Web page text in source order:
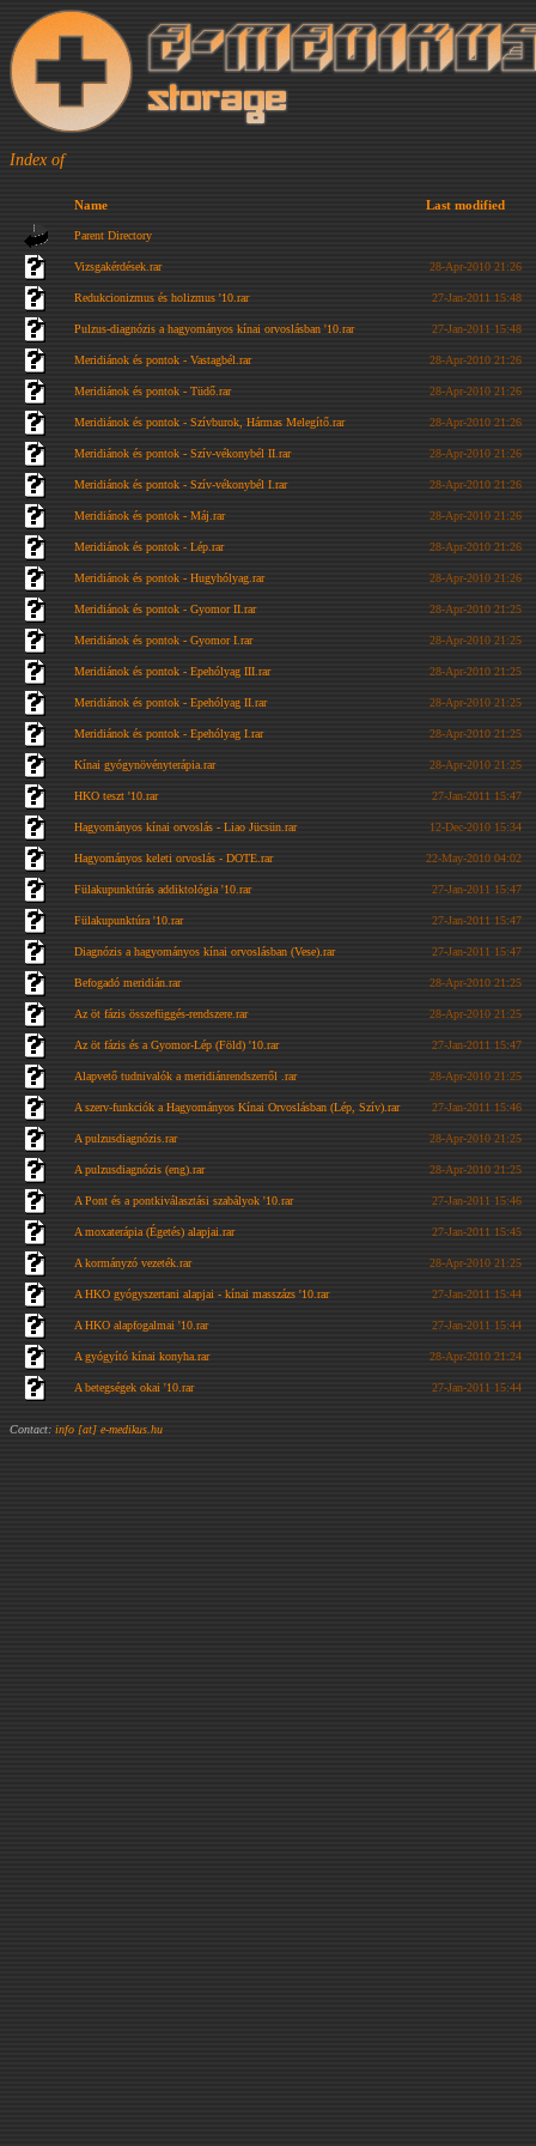
Index of
Name Last modified
Parent Directory
Vizsgakérdések.rar 28-Apr-2010 21:26
Redukcionizmus és holizmus '10.rar 27-Jan-2011 15:48
Pulzus-diagnózis a hagyományos kínai orvoslásban '10.rar 27-Jan-2011 15:48
Meridiánok és pontok - Vastagbél.rar 28-Apr-2010 21:26
Meridiánok és pontok - Tüdő.rar 28-Apr-2010 21:26
Meridiánok és pontok - Szívburok, Hármas Melegítő.rar 28-Apr-2010 21:26
Meridiánok és pontok - Szív-vékonybél II.rar 28-Apr-2010 21:26
Meridiánok és pontok - Szív-vékonybél I.rar 28-Apr-2010 21:26
Meridiánok és pontok - Máj.rar 28-Apr-2010 21:26
Meridiánok és pontok - Lép.rar 28-Apr-2010 21:26
Meridiánok és pontok - Hugyhólyag.rar 28-Apr-2010 21:26
Meridiánok és pontok - Gyomor II.rar 28-Apr-2010 21:25
Meridiánok és pontok - Gyomor I.rar 28-Apr-2010 21:25
Meridiánok és pontok - Epehólyag III.rar 28-Apr-2010 21:25
Meridiánok és pontok - Epehólyag II.rar 28-Apr-2010 21:25
Meridiánok és pontok - Epehólyag I.rar 28-Apr-2010 21:25
Kínai gyógynövényterápia.rar 28-Apr-2010 21:25
HKO teszt '10.rar 27-Jan-2011 15:47
Hagyományos kínai orvoslás - Liao Jücsün.rar 12-Dec-2010 15:34
Hagyományos keleti orvoslás - DOTE.rar 22-May-2010 04:02
Fülakupunktúrás addiktológia '10.rar 27-Jan-2011 15:47
Fülakupunktúra '10.rar 27-Jan-2011 15:47
Diagnózis a hagyományos kínai orvoslásban (Vese).rar 27-Jan-2011 15:47
Befogadó meridián.rar 28-Apr-2010 21:25
Az öt fázis összefüggés-rendszere.rar 28-Apr-2010 21:25
Az öt fázis és a Gyomor-Lép (Föld) '10.rar 27-Jan-2011 15:47
Alapvető tudnivalók a meridiánrendszerről .rar 28-Apr-2010 21:25
A szerv-funkciók a Hagyományos Kínai Orvoslásban (Lép, Szív).rar 27-Jan-2011 15:46
A pulzusdiagnózis.rar 28-Apr-2010 21:25
A pulzusdiagnózis (eng).rar 28-Apr-2010 21:25
A Pont és a pontkiválasztási szabályok '10.rar 27-Jan-2011 15:46
A moxaterápia (Égetés) alapjai.rar 27-Jan-2011 15:45
A kormányzó vezeték.rar 28-Apr-2010 21:25
A HKO gyógyszertani alapjai - kínai masszázs '10.rar 27-Jan-2011 15:44
A HKO alapfogalmai '10.rar 27-Jan-2011 15:44
A gyógyító kínai konyha.rar 28-Apr-2010 21:24
A betegségek okai '10.rar 27-Jan-2011 15:44
Contact: info [at] e-medikus.hu